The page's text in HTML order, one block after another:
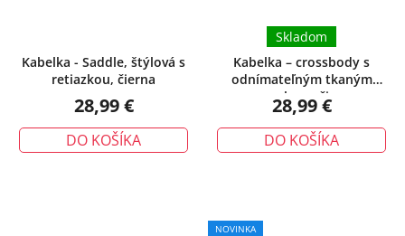
Kabelka - Saddle, štýlová s
retiazkou, čierna
28,99 €
DO KOŠÍKA
Kabelka – crossbody s
odnímateľným tkaným
popruhom, čierna
Skladom
28,99 €
DO KOŠÍKA
NOVINKA